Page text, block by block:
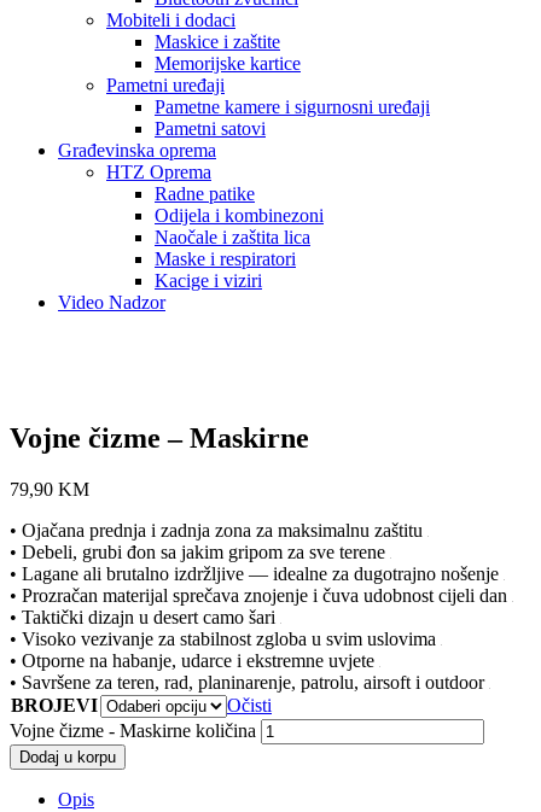
Mobiteli i dodaci
Maskice i zaštite
Memorijske kartice
Pametni uređaji
Pametne kamere i sigurnosni uređaji
Pametni satovi
Građevinska oprema
HTZ Oprema
Radne patike
Odijela i kombinezoni
Naočale i zaštita lica
Maske i respiratori
Kacige i viziri
Video Nadzor
Vojne čizme – Maskirne
79,90 KM
• Ojačana prednja i zadnja zona za maksimalnu zaštitu
• Debeli, grubi đon sa jakim gripom za sve terene
• Lagane ali brutalno izdržljive — idealne za dugotrajno nošenje
• Prozračan materijal sprečava znojenje i čuva udobnost cijeli dan
• Taktički dizajn u desert camo šari
• Visoko vezivanje za stabilnost zgloba u svim uslovima
• Otporne na habanje, udarce i ekstremne uvjete
• Savršene za teren, rad, planinarenje, patrolu, airsoft i outdoor
BROJEVI
Očisti
Vojne čizme - Maskirne količina
Dodaj u korpu
Opis